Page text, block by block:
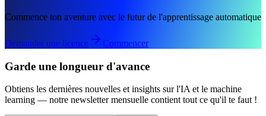
Commence ton aventure avec le futur de l'apprentissage automatique
Demander une licence Commencer
Garde une longueur d'avance
Obtiens les dernières nouvelles et insights sur l'IA et le machine
learning — notre newsletter mensuelle contient tout ce qu'il te faut !